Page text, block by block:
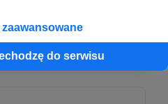
do serwisu
Limit: 8